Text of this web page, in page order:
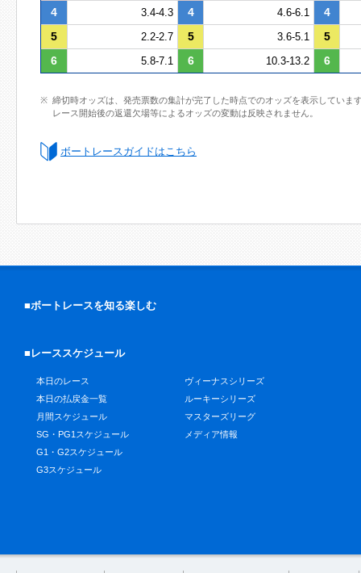
4 3.4-4.3 4 4.6-6.1
4
5
2.2-2.7 5 3.6-5.1
5
6
5.8-7.1 6 10.3-13.2 6
締切時オッズは、発売票数の集計が完了した時点でのオッズを表示していま
レース開始後の返還欠場等によるオッズの変動は反映されません。
ボートレースガイドはこちら
■ボートレースを知る楽しむ
■レーススケジュール
本日のレース
本日の払戻金一覧
月間スケジュール
SG・PG1スケジュール
G1・G2スケジュール
G3スケジュール
ヴィーナスシリーズ
ルーキーシリーズ
マスターズリーグ
メディア情報